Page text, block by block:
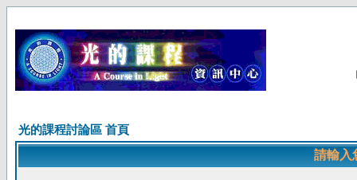
光的課程討論區 首頁
請輸入